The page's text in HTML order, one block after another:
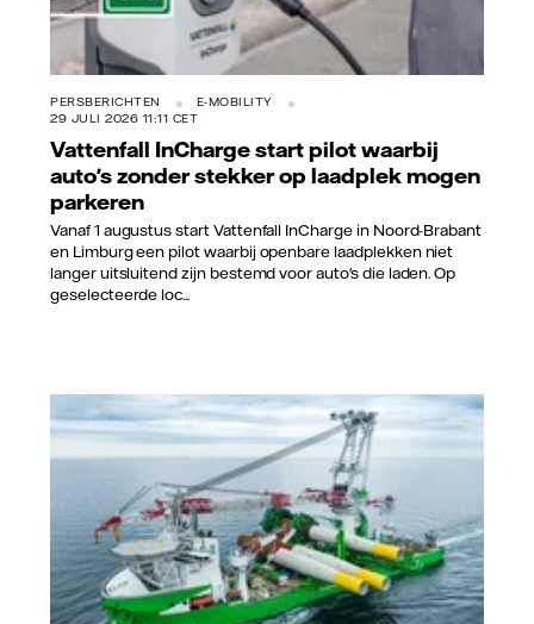
PERSBERICHTEN
E-MOBILITY
29 JULI 2026 11:11 CET
Vattenfall InCharge start pilot waarbij
auto's zonder stekker op laadplek mogen
parkeren
Vanaf 1 augustus start Vattenfall InCharge in Noord-Brabant
en Limburg een pilot waarbij openbare laadplekken niet
langer uitsluitend zijn bestemd voor auto's die laden. Op
geselecteerde loc...